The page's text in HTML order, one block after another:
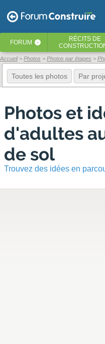
FORUM ‹ RÉCITS DE
Accueil Photos Photos par étapes
Toutes les photos Par
Photos et
d'adultes
de sol
Trouvez des idées en